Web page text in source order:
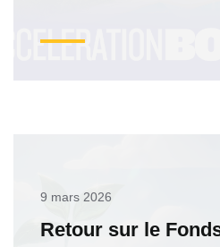
9 mars 2026
Retour sur le